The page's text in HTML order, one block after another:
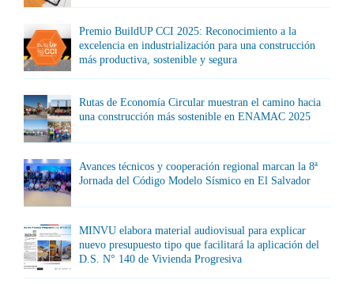
Premio BuildUP CCI 2025: Reconocimiento a la
excelencia en industrialización para una construcción
más productiva, sostenible y segura
Rutas de Economía Circular muestran el camino hacia
una construcción más sostenible en ENAMAC 2025
Avances técnicos y cooperación regional marcan la 8ª
Jornada del Código Modelo Sísmico en El Salvador
MINVU elabora material audiovisual para explicar
nuevo presupuesto tipo que facilitará la aplicación del
D.S. N° 140 de Vivienda Progresiva